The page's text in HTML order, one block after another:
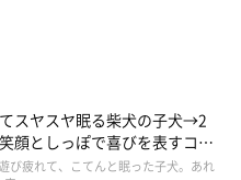
スヤスヤ眠る柴犬の子犬→2
顔としっぽで喜びを表すコに
び疲れて、こてんと眠った子犬。あれ